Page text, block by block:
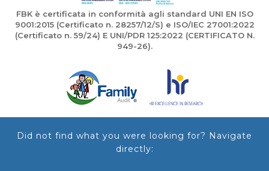
FBK è certificata in conformità agli standard UNI EN ISO
9001:2015 (Certificato n. 28257/12/S) e ISO/IEC 27001:2022
(Certificato n. 59/24) E UNI/PDR 125:2022 (CERTIFICATO N.
949-26).
Did not find what you were looking for? Navigate
directly: